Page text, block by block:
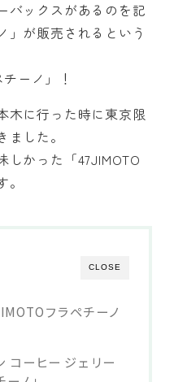
バックスがあるのを記
」が販売されるという
ーノ」！
木に行った時に東京限
した。
しかった「47JIMOTO
CLOSE
フラペチーノ
コーヒー ジェリー